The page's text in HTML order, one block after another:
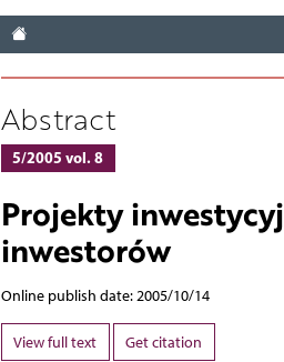
Abstract
5/2005 vol. 8
Projekty
inwestorów
Online publish date: 2005/10/14
View full text Get citation